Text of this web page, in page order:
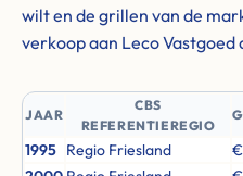
wilt en de grillen van de
verkoop aan Leco
JAAR
CBS
REFERENTIEREGIO
1995 Regio Friesland